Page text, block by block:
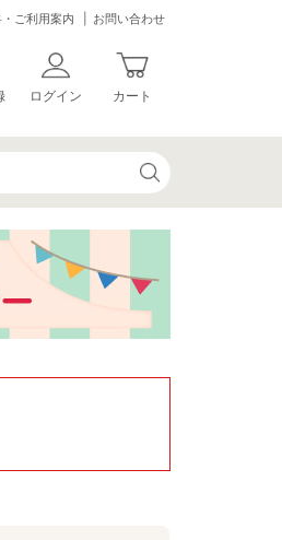
ご利用案内 お問い合わせ
ログイン カート